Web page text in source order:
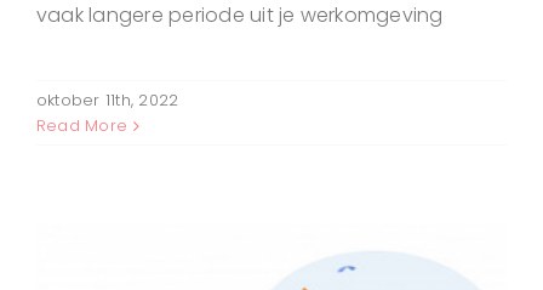
vaak langere periode uit je werkomgeving
oktober 11th, 2022
Read More